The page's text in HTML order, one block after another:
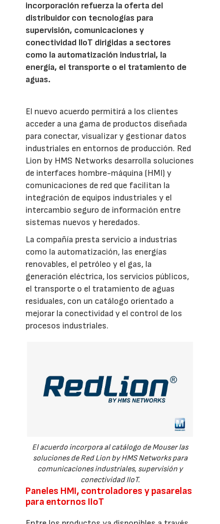
incorporación refuerza la oferta del
distribuidor con tecnologías para
supervisión, comunicaciones y
conectividad IIoT dirigidas a sectores
como la automatización industrial, la
energía, el transporte o el tratamiento de
aguas.
El nuevo acuerdo permitirá a los clientes
acceder a una gama de productos diseñada
para conectar, visualizar y gestionar datos
industriales en entornos de producción. Red
Lion by HMS Networks desarrolla soluciones
de interfaces hombre-máquina (HMI) y
comunicaciones de red que facilitan la
integración de equipos industriales y el
intercambio seguro de información entre
sistemas nuevos y heredados.
La compañía presta servicio a industrias
como la automatización, las energías
renovables, el petróleo y el gas, la
generación eléctrica, los servicios públicos,
el transporte o el tratamiento de aguas
residuales, con un catálogo orientado a
mejorar la conectividad y el control de los
procesos industriales.
El acuerdo incorpora al catálogo de Mouser las
soluciones de Red Lion by HMS Networks para
comunicaciones industriales, supervisión y
conectividad IIoT.
Paneles HMI, controladores y pasarelas
para entornos IIoT